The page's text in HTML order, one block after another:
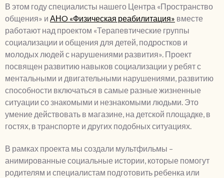
В этом году специалисты нашего Центра «Пространство
общения» и АНO «Физическая реабилитация» вместе
работают над проектом «Терапевтические группы
социализации и общения для детей, подростков и
молодых людей с нарушениями развития». Проект
посвящен развитию навыков социализации у ребят с
ментальными и двигательными нарушениями, развитию
способности включаться в самые разные жизненные
ситуации со знакомыми и незнакомыми людьми. Это
умение действовать в магазине, на детской площадке, в
гостях, в транспорте и других подобных ситуациях.
В рамках проекта мы создали мультфильмы –
анимированные социальные истории, которые помогут
родителям и специалистам подготовить ребенка или